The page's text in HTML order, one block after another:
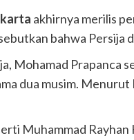
akhirnya merilis
bahwa Persija
Mohamad Prapanca
dua musim.
Muhammad Rayhan